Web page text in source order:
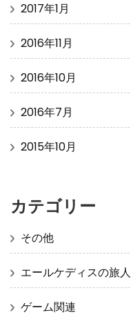
2017年1月
2016年11月
2016年10月
2016年7月
2015年10月
カテゴリー
その他
エールケディスの旅人
ゲーム関連